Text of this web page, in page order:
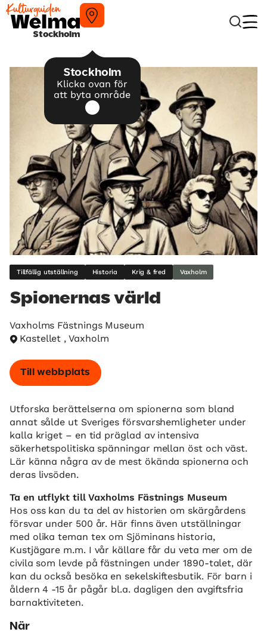
Stockholm
Stockholm
Klicka ovan för
att byta område
Tillfällig utställning Historia Krig & fred Vaxholm
Spionernas värld
Vaxholms Fästnings Museum
Kastellet , Vaxholm
Till webbplats
Utforska berättelserna om spionerna som bland
annat sålde ut Sveriges försvarshemligheter under
kalla kriget – en tid präglad av intensiva
säkerhetspolitiska spänningar mellan öst och väst.
Lär känna några av de mest ökända spionerna och
deras livsöden.
Ta en utflykt till Vaxholms Fästnings Museum
Hos oss kan du ta del av historien om skärgårdens
försvar under 500 år. Här finns även utställningar
med olika teman tex om Sjöminans historia,
Kustjägare m.m. I vår källare får du veta mer om de
civila som levde på fästningen under 1890-talet, där
kan du också besöka en sekelskiftesbutik. För barn i
åldern 4 -15 år pågår bl.a. dagligen den avgiftsfria
barnaktiviteten.
När